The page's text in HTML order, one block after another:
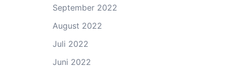
September 2022
August 2022
Juli 2022
Juni 2022